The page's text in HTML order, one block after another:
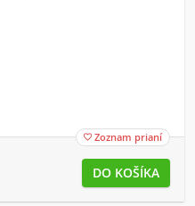
 Zoznam prianí